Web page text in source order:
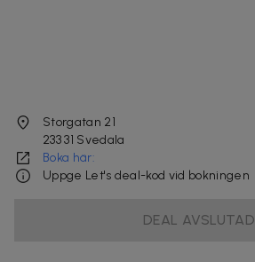
Storgatan 21
233 31 Svedala
Boka här:
Uppge Let's deal-kod vid bokningen
DEAL AVSLUTAD